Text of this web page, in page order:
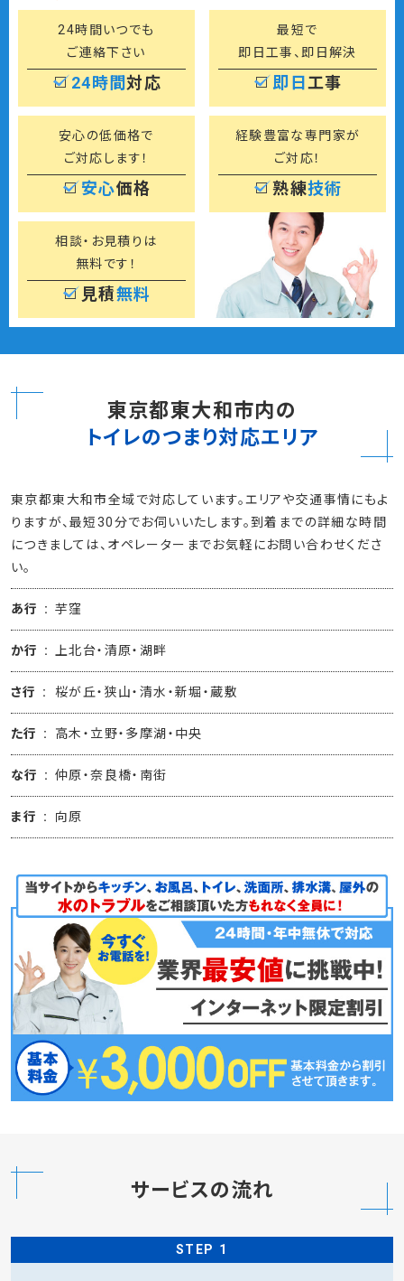
24時間対応
24時間いつでも
ご連絡下さい
即日工事
最短で
即日工事、即日解決
安心価格
安心の低価格で
ご対応します！
熟練技術
経験豊富な専門家が
ご対応！
見積無料
相談・お見積りは
無料です！
東京都東大和市内の
トイレのつまり対応エリア
東京都東大和市全域で対応しています。エリアや交通事情にもよ
りますが、最短30分でお伺いいたします。到着までの詳細な時間
につきましては、オペレーターまでお気軽にお問い合わせくださ
い。
あ行 芋窪
か行 上北台・清原・湖畔
さ行 桜が丘・狭山・清水・新堀・蔵敷
た行 高木・立野・多摩湖・中央
な行 仲原・奈良橋・南街
ま行 向原
サービスの流れ
STEP 1